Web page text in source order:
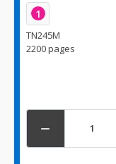
1
TN245M
2200 pages
